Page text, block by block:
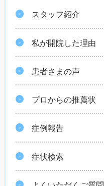
スタッフ紹介
私が開院した理由
患者さまの声
プロからの推薦状
症例報告
症状検索